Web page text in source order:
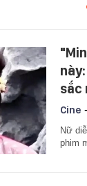
sắc
Cine -
Nữ
phim